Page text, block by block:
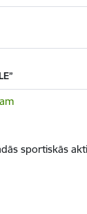
sportiskās